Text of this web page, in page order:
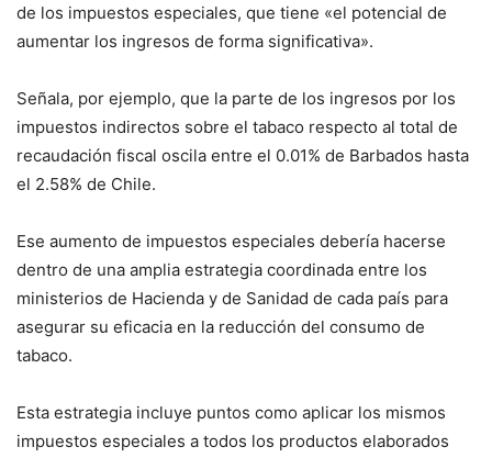
de los impuestos especiales, que tiene «el potencial de
aumentar los ingresos de forma significativa».
Señala, por ejemplo, que la parte de los ingresos por los
impuestos indirectos sobre el tabaco respecto al total de
recaudación fiscal oscila entre el 0.01% de Barbados hasta
el 2.58% de Chile.
Ese aumento de impuestos especiales debería hacerse
dentro de una amplia estrategia coordinada entre los
ministerios de Hacienda y de Sanidad de cada país para
asegurar su eficacia en la reducción del consumo de
tabaco.
Esta estrategia incluye puntos como aplicar los mismos
impuestos especiales a todos los productos elaborados